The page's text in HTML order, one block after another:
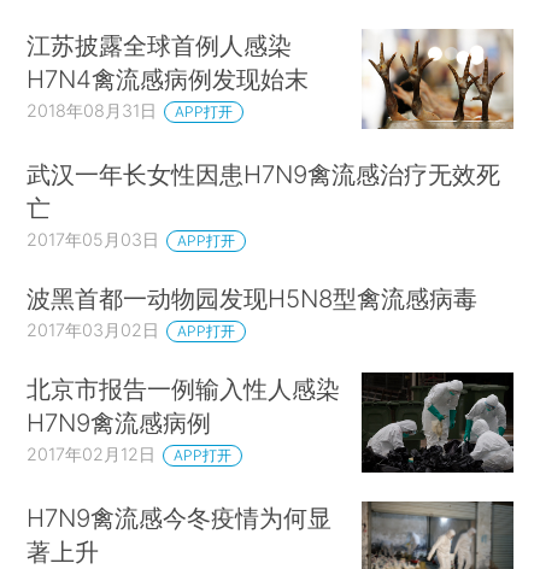
江苏披露全球首例人感染
H7N4禽流感病例发现始末
2018年08月31日 APP打开
武汉一年长女性因患H7N9禽流感治疗无效死
亡
2017年05月03日 APP打开
波黑首都一动物园发现H5N8型禽流感病毒
2017年03月02日 APP打开
北京市报告一例输入性人感染
H7N9禽流感病例
2017年02月12日 APP打开
H7N9禽流感今冬疫情为何显
著上升